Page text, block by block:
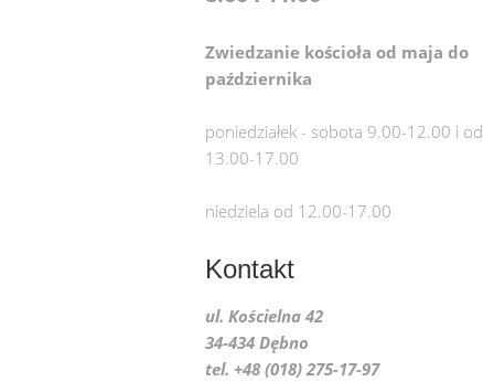
Zwiedzanie kościoła od maja do
października
poniedziałek - sobota 9.00-12.00 i od
13.00-17.00
niedziela od 12.00-17.00
Kontakt
ul. Kościelna 42
34-434 Dębno
tel. +48 (018) 275-17-97